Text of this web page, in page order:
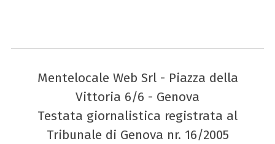
Mentelocale Web Srl - Piazza della
Vittoria 6/6 - Genova
Testata giornalistica registrata al
Tribunale di Genova nr. 16/2005